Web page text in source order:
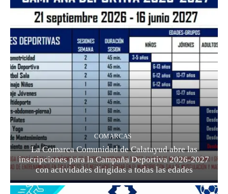
COMARCAS
La Comarca Comunidad de Calatayud abre las
inscripciones para la Campaña Deportiva 2026-2027
con actividades dirigidas a todas las edades